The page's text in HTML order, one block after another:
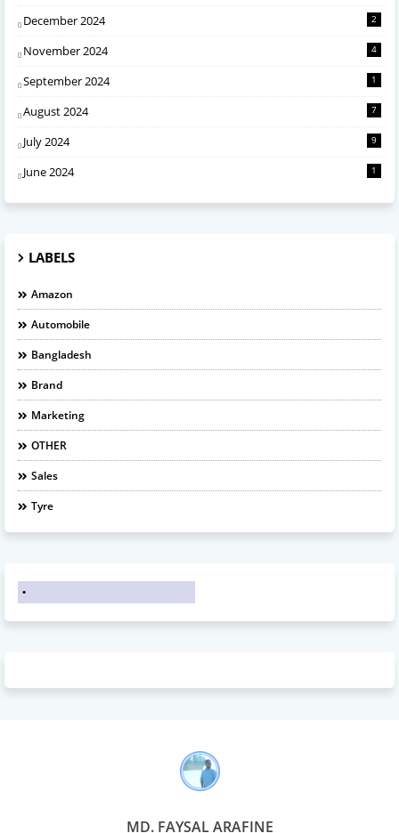
December 2024 2
November 2024 4
September 2024 1
August 2024 7
July 2024 9
June 2024 1
LABELS
Amazon
Automobile
Bangladesh
Brand
Marketing
OTHER
Sales
Tyre
MD. FAYSAL ARAFINE